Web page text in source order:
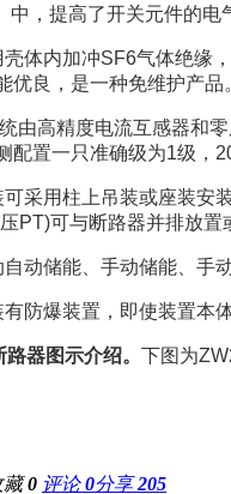
中，提高了开关元件的电
体内加冲SF6气体绝缘
优良，是一种免维护产品
由高精度电流互感器和
配置一只准确级为1级，
采用柱上吊装或座装安
PT)可与断路器并排放置
动储能、手动储能、手
防爆装置，即使装置本
器图示介绍。 下图为
藏0 评论0分享205